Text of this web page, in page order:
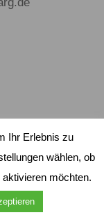
Ihr Erlebnis zu
wählen, ob
möchten.